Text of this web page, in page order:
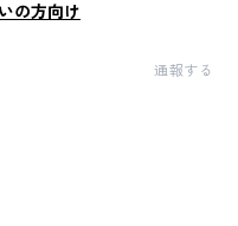
の方向け
通報する